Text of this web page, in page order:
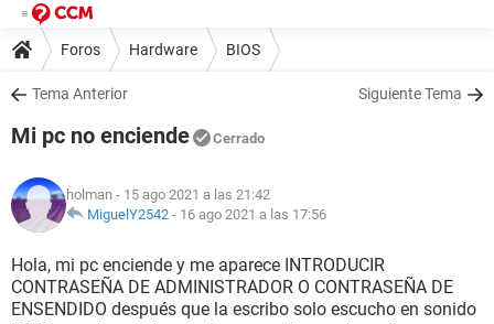
Foros Hardware BIOS
Tema Anterior Siguiente Tema
Mi pc no enciende Cerrado
holman - 15 ago 2021 a las 21:42
MiguelY2542 - 16 ago 2021 a las 17:56
Hola, mi pc enciende y me aparece INTRODUCIR
CONTRASEÑA DE ADMINISTRADOR O CONTRASEÑA DE
ENSENDIDO después que la escribo solo escucho en sonido